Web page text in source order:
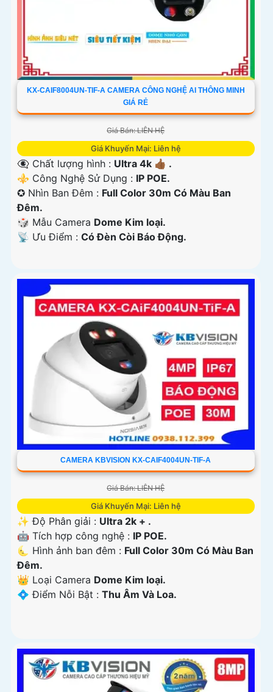
KX-CAIF8004UN-TIF-A CAMERA CÔNG NGHỆ AI THÔNG MINH
GIÁ RẺ
Giá Bán: LIÊN HỆ
Giá Khuyến Mại: Liên hệ
👁️‍🗨 Chất lượng hình : Ultra 4k 👍🏾 .
⚜️ Công Nghệ Sử Dụng : IP POE.
✪ Nhìn Ban Đêm : Full Color 30m Có Màu Ban
Ðêm.
🎲 Mẫu Camera Dome Kim loại.
️📡 Ưu Điểm : Có Ðèn Còi Báo Động.
CAMERA KBVISION KX-CAIF4004UN-TIF-A
Giá Bán: LIÊN HỆ
Giá Khuyến Mại: Liên hệ
✨ Độ Phân giải : Ultra 2k + .
🤖️ Tích hợp công nghệ : IP POE.
🌜 Hình ảnh ban đêm : Full Color 30m Có Màu Ban
Ðêm.
👑 Loại Camera Dome Kim loại.
️💠 Điểm Nỗi Bật : Thu Âm Và Loa.